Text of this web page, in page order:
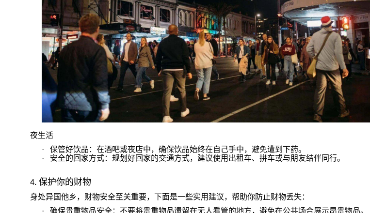
夜生活
·
保管好饮品：在酒吧或夜店中，确保饮品始终在自己手中，避免遭到下药。
·
安全的回家方式：规划好回家的交通方式，建议使用出租车、拼车或与朋友结伴同行。
4. 保护你的财物
身处异国他乡，财物安全至关重要，下面是一些实用建议，帮助你防止财物丢失：
·
确保贵重物品安全：不要将贵重物品遗留在无人看管的地方，避免在公共场合展示昂贵物品。